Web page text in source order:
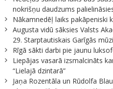
nokrišņu daudzums
Nākamnedēļ laiks pakāpeniski
Augusta vidū sāksies Valsts
29. Starptautiskais Garīgās
Rīgā sākti darbi pie jaunu
Liepājas vasarā izsmalcināts
“Lielajā dzintarā”
Jaņa Rozentāla un Rūdolfa